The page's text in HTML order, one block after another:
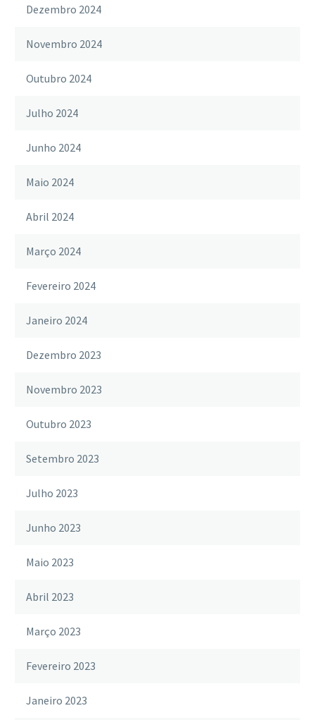
Dezembro 2024
Novembro 2024
Outubro 2024
Julho 2024
Junho 2024
Maio 2024
Abril 2024
Março 2024
Fevereiro 2024
Janeiro 2024
Dezembro 2023
Novembro 2023
Outubro 2023
Setembro 2023
Julho 2023
Junho 2023
Maio 2023
Abril 2023
Março 2023
Fevereiro 2023
Janeiro 2023